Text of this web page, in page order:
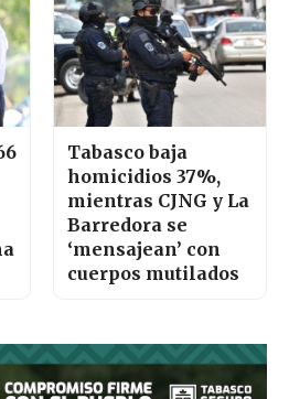
Tabasco baja
homicidios 37%,
mientras CJNG y La
Barredora se
‘mensajean’ con
cuerpos mutilados